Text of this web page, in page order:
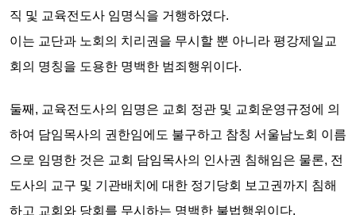
직 및 교육전도사 임명식을 거행하였다.
이는 교단과 노회의 치리권 을 무시할 뿐 아니라 평강제일교
회의 명칭을 도용한 명백한 범죄행위이다.
둘째, 교육전도사의 임명은 교회 정관 및 교회운영규정에 의
하여 담임목사의 권한임에도 불구하고 참칭 서울남노회 이름
으로 임명한 것은 교회 담임목사의 인사권 침해 임은 물론, 전
도사의 교구 및 기관배치에 대한 정기당회 보고권까지 침해
하고 교회와 당회를 무시하는 명백한 불법행위 이다.